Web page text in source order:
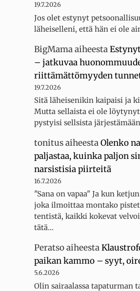
19.7.2026
Jos olet estynyt
läheiselleni, että hän ei ole
BigMamaaiheesta
– jatkuvaa
riittämättömyyden
19.7.2026
Sitä läheisenikin kaipaisi ja
Mutta sellaista ei ole
pystyisi sellsista
tonitusaiheestaOlenko
paljastaa, kuinka paljon
narsistisia piirteitä
16.7.2026
"Sana on vapaa" Ja kun
joka ilmoittaa montako
tentistä, kaikki kokevat
tätä…
Peratsoaiheesta
paikan kammo – syyt,
5.6.2026
Olin sairaalassa tapaturman